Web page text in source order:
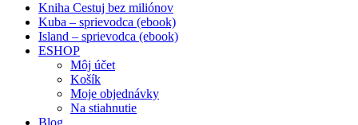
Kniha Cestuj bez miliónov
Kuba – sprievodca (ebook)
Island – sprievodca (ebook)
ESHOP
Môj účet
Košík
Moje objednávky
Na stiahnutie
Blog